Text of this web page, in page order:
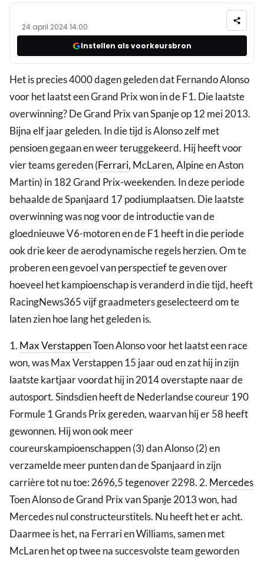
24 april 2024 14:00
Instellen als voorkeursbron
Het is precies 4000 dagen geleden dat Fernando Alonso
voor het laatst een Grand Prix won in de F1. Die laatste
overwinning? De Grand Prix van Spanje op 12 mei 2013.
Bijna elf jaar geleden. In die tijd is Alonso zelf met
pensioen gegaan en weer teruggekeerd. Hij heeft voor
vier teams gereden (Ferrari, McLaren, Alpine en Aston
Martin) in 182 Grand Prix-weekenden. In deze periode
behaalde de Spanjaard 17 podiumplaatsen. Die laatste
overwinning was nog voor de introductie van de
gloednieuwe V6-motoren en de F1 heeft in die periode
ook drie keer de aerodynamische regels herzien. Om te
proberen een gevoel van perspectief te geven over
hoeveel het kampioenschap is veranderd in die tijd, heeft
RacingNews365 vijf graadmeters geselecteerd om te
laten zien hoe lang het geleden is.
1. Max VerstappenToen Alonso voor het laatst een race
won, was Max Verstappen 15 jaar oud en zat hij in zijn
laatste kartjaar voordat hij in 2014 overstapte naar de
autosport. Sindsdien heeft de Nederlandse coureur 190
Formule 1 Grands Prix gereden, waarvan hij er 58 heeft
gewonnen. Hij won ook meer
coureurskampioenschappen (3) dan Alonso (2) en
verzamelde meer punten dan de Spanjaard in zijn
carrière tot nu toe: 2696,5 tegenover 2298. 2. Mercedes
Toen Alonso de Grand Prix van Spanje 2013 won, had
Mercedes nul constructeurstitels. Nu heeft het er acht.
Daarmee is het, na Ferrari en Williams, samen met
McLaren het op twee na succesvolste team geworden